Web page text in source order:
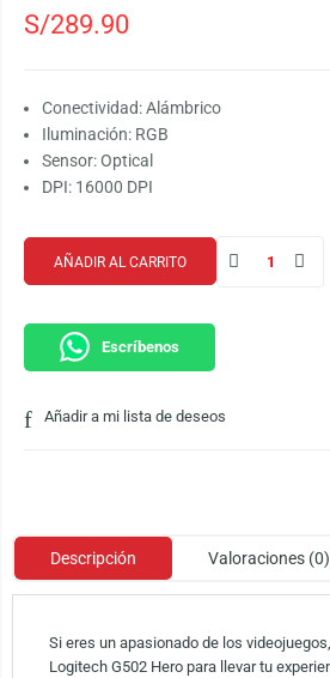
S/289.90
Conectividad: Alámbrico
Iluminación: RGB
Sensor: Optical
DPI: 16000 DPI
AÑADIR AL CARRITO
Escríbenos
Añadir a mi lista de deseos
Descripción Valoraciones (0)
Si eres un apasionado de los
Logitech G502 Hero para llevar tu